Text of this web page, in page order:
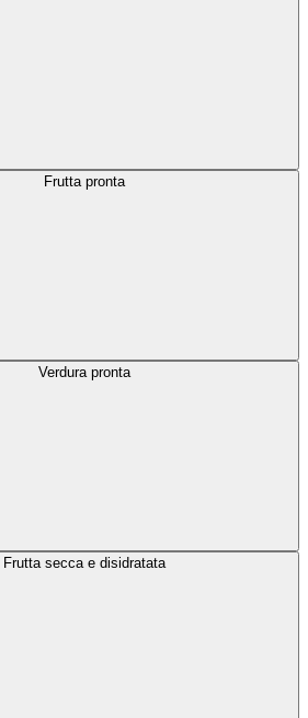
Frutta pronta
Verdura pronta
Frutta secca e disidratata